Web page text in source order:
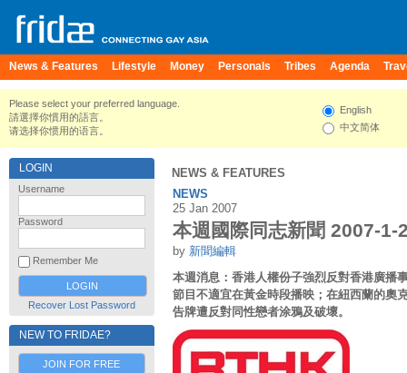
News & Features Lifestyle Money Personals Tribes Agenda
Please select your preferred language.
請選擇你慣用的語言。
请选择你惯用的语言。
English
中文简体
LOGIN
Username
Password
Remember Me
Recover Lost Password
NEW TO FRIDAE?
JOIN FOR FREE
NEWS & FEATURES
NEWS
25 Jan 2007
本週國際同志新聞 2007-1-
by 新聞編輯
本週消息：香港人權份子強烈反對香港廣播
節目不適宜在黃金時段播映；在紐西蘭的奧
告牌遭反對同性戀者涂鴉及破壞。